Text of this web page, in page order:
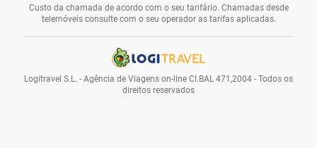
Custo da chamada de acordo com o seu tarifário. Chamadas desde
telemóveis consulte com o seu operador as tarifas aplicadas.
Logitravel S.L. - Agência de Viagens on-line CI.BAL 471,2004 - Todos os
direitos reservados